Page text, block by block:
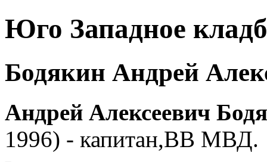
Юго Западное
Бодякин Андрей
Андрей Алексеевич
1996) - капитан,ВВ МВД.